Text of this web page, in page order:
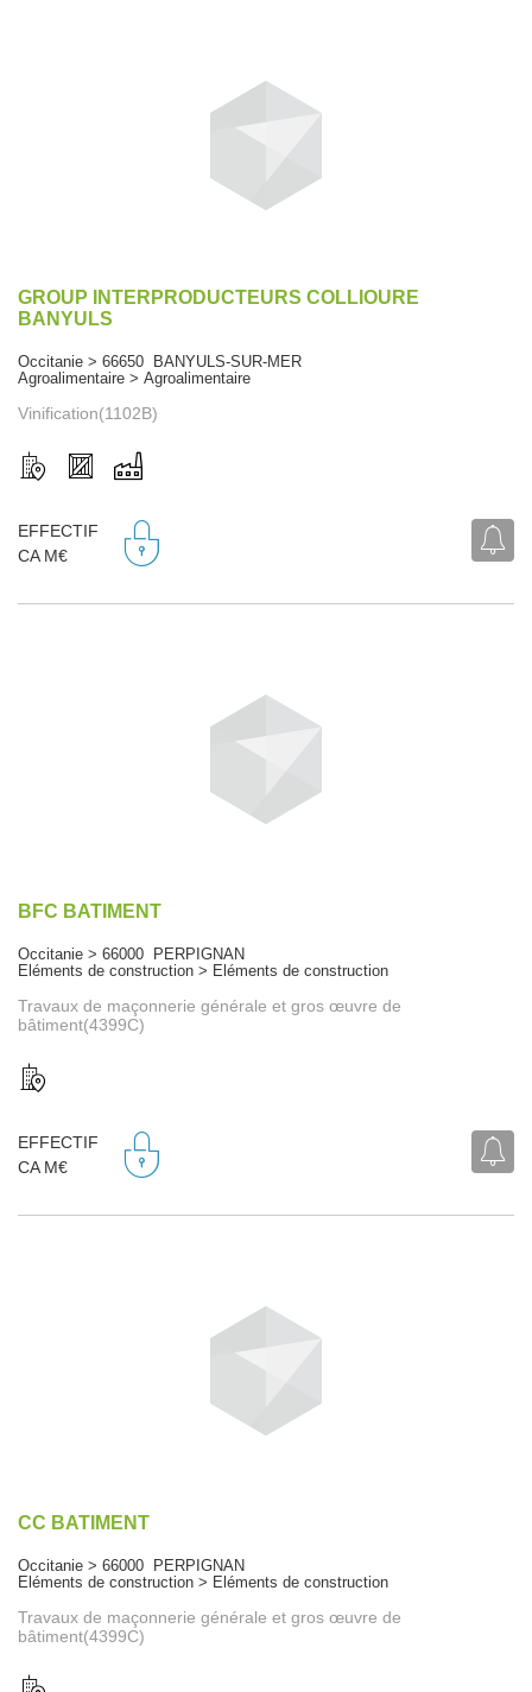
GROUP INTERPRODUCTEURS COLLIOURE
BANYULS
Occitanie > 66650 BANYULS-SUR-MER
Agroalimentaire > Agroalimentaire
Vinification(1102B)
EFFECTIF
CA M€
BFC BATIMENT
Occitanie > 66000 PERPIGNAN
Eléments de construction > Eléments de construction
Travaux de maçonnerie générale et gros œuvre de
bâtiment(4399C)
EFFECTIF
CA M€
CC BATIMENT
Occitanie > 66000 PERPIGNAN
Eléments de construction > Eléments de construction
Travaux de maçonnerie générale et gros œuvre de
bâtiment(4399C)